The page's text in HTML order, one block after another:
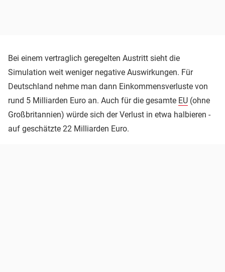
Bei einem vertraglich geregelten Austritt sieht die
Simulation weit weniger negative Auswirkungen. Für
Deutschland nehme man dann Einkommensverluste von
rund 5 Milliarden Euro an. Auch für die gesamte EU (ohne
Großbritannien) würde sich der Verlust in etwa halbieren -
auf geschätzte 22 Milliarden Euro.